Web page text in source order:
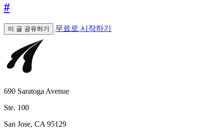
#
이 글 공유하기 무료로 시작하기
690 Saratoga Avenue
Ste. 100
San Jose, CA 95129